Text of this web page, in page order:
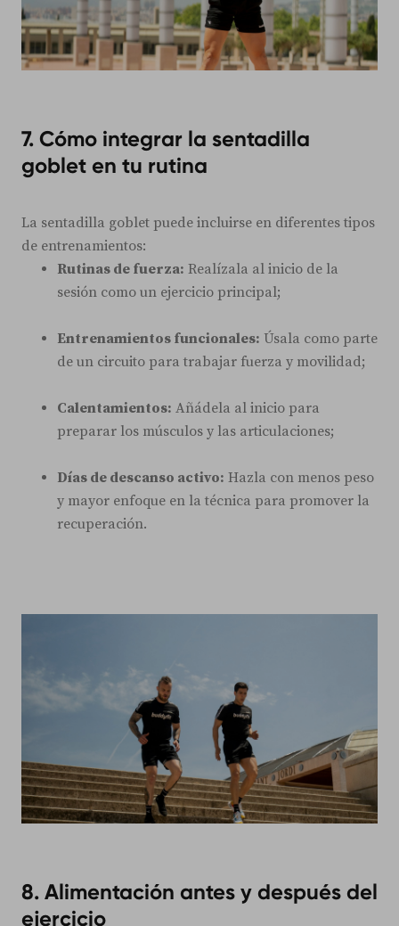
7. Cómo integrar la sentadilla
goblet en tu rutina
La sentadilla goblet puede incluirse en diferentes tipos
de entrenamientos:
Rutinas de fuerza: Realízala al inicio de la
sesión como un ejercicio principal;
Entrenamientos funcionales: Úsala como parte
de un circuito para trabajar fuerza y movilidad;
Calentamientos: Añádela al inicio para
preparar los músculos y las articulaciones;
Días de descanso activo: Hazla con menos peso
y mayor enfoque en la técnica para promover la
recuperación.
8. Alimentación antes y después del
ejercicio